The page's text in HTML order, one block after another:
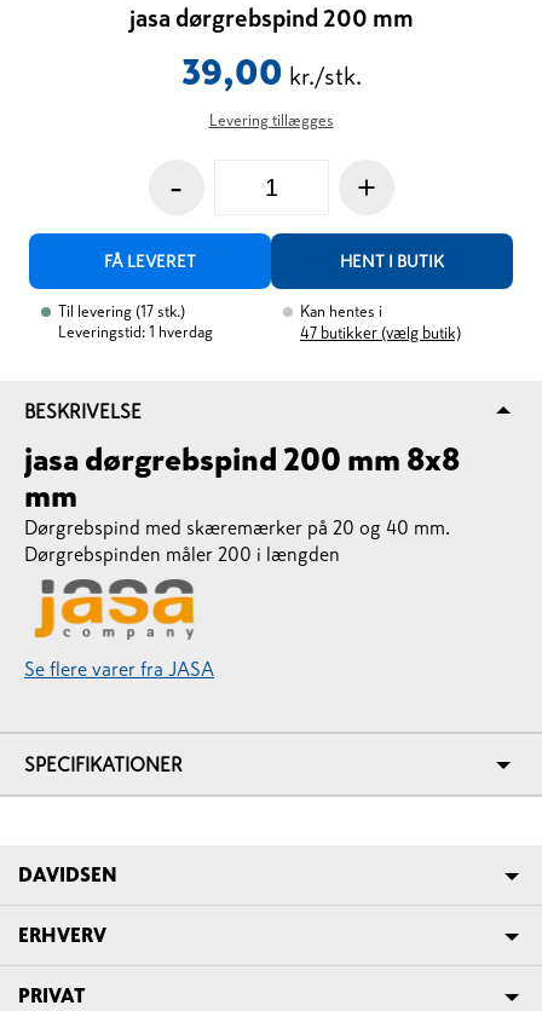
jasa dørgrebspind 200 mm
39,00 kr./stk.
Levering tillægges
- +
FÅ LEVERET HENT I BUTIK
Til levering (17 stk.)
Leveringstid: 1 hverdag
Kan hentes i
47 butikker (vælg butik)
BESKRIVELSE
jasa dørgrebspind 200 mm 8x8
mm
Dørgrebspind med skæremærker på 20 og 40 mm.
Dørgrebspinden måler 200 i længden
Se flere varer fra JASA
SPECIFIKATIONER
DAVIDSEN
ERHVERV
PRIVAT